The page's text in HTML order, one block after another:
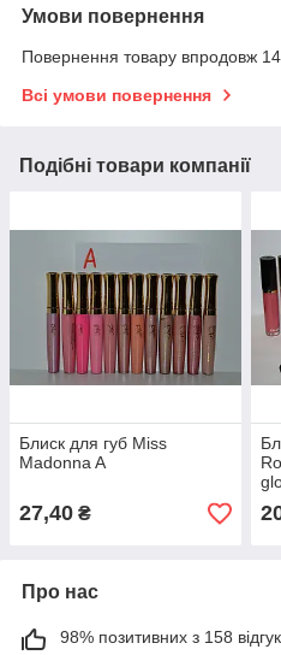
Умови повернення
Повернення товару впродовж 14
Всі умови повернення
Подібні товари компанії
Блиск для губ Miss
Madonna A
27,40 ₴
Про нас
98% позитивних з 158